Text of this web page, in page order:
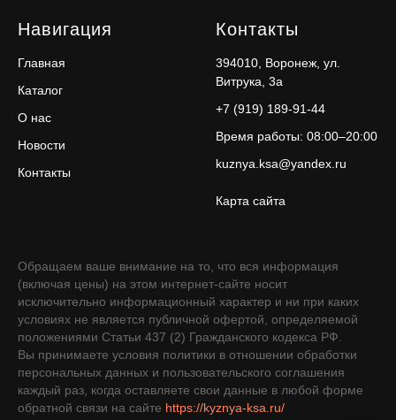
Навигация
Главная
Каталог
О нас
Новости
Контакты
Контакты
394010, Воронеж, ул.
Витрука, 3а
+7 (919) 189-91-44
Время работы: 08:00–20:00
kuznya.ksa@yandex.ru
Карта сайта
Обращаем ваше внимание на то, что вся информация
(включая цены) на этом интернет-сайте носит
исключительно информационный характер и ни при каких
условиях не является публичной офертой, определяемой
положениями Статьи 437 (2) Гражданского кодекса РФ.
Вы принимаете условия политики в отношении обработки
персональных данных и пользовательского соглашения
каждый раз, когда оставляете свои данные в любой форме
обратной связи на сайте https://kyznya-ksa.ru/